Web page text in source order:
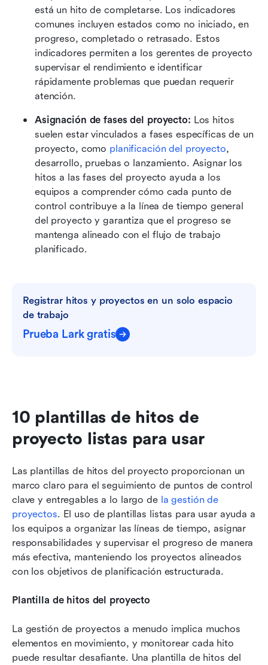
está un hito de completarse. Los indicadores
comunes incluyen estados como no iniciado, en
progreso, completado o retrasado. Estos
indicadores permiten a los gerentes de proyecto
supervisar el rendimiento e identificar
rápidamente problemas que puedan requerir
atención.
Asignación de fases del proyecto: Los hitos
suelen estar vinculados a fases específicas de un
proyecto, como planificación del proyecto,
desarrollo, pruebas o lanzamiento. Asignar los
hitos a las fases del proyecto ayuda a los
equipos a comprender cómo cada punto de
control contribuye a la línea de tiempo general
del proyecto y garantiza que el progreso se
mantenga alineado con el flujo de trabajo
planificado.
Registrar hitos y proyectos en un solo espacio
de trabajo
Prueba Lark gratis
10 plantillas de hitos de
proyecto listas para usar
Las plantillas de hitos del proyecto proporcionan un
marco claro para el seguimiento de puntos de control
clave y entregables a lo largo de la gestión de
proyectos. El uso de plantillas listas para usar ayuda a
los equipos a organizar las líneas de tiempo, asignar
responsabilidades y supervisar el progreso de manera
más efectiva, manteniendo los proyectos alineados
con los objetivos de planificación estructurada.
Plantilla de hitos del proyecto
La gestión de proyectos a menudo implica muchos
elementos en movimiento, y monitorear cada hito
puede resultar desafiante. Una plantilla de hitos del